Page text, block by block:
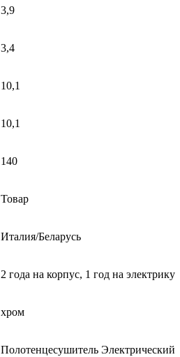
3,9
3,4
10,1
10,1
140
Товар
Италия/Беларусь
2 года на корпус, 1 год на электрику
хром
Полотенцесушитель Электрический